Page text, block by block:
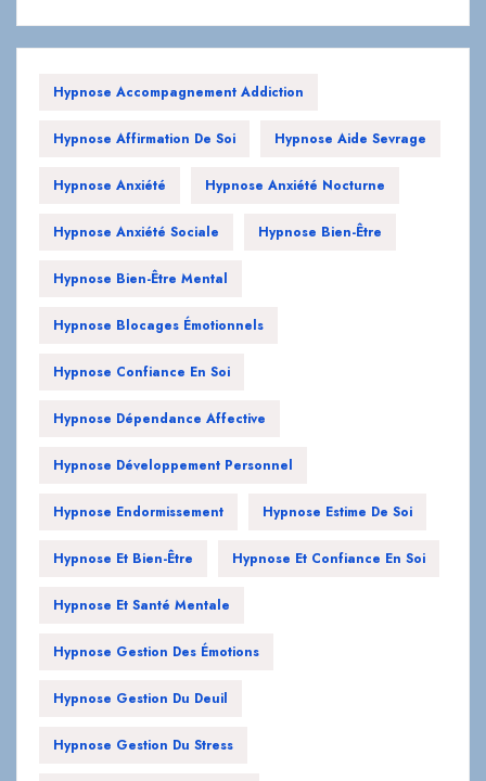
Hypnose Accompagnement Addiction
Hypnose Affirmation De Soi Hypnose Aide Sevrage
Hypnose Anxiété Hypnose Anxiété Nocturne
Hypnose Anxiété Sociale Hypnose Bien-Être
Hypnose Bien-Être Mental
Hypnose Blocages Émotionnels
Hypnose Confiance En Soi
Hypnose Dépendance Affective
Hypnose Développement Personnel
Hypnose Endormissement Hypnose Estime De Soi
Hypnose Et Bien-Être Hypnose Et Confiance En Soi
Hypnose Et Santé Mentale
Hypnose Gestion Des Émotions
Hypnose Gestion Du Deuil
Hypnose Gestion Du Stress